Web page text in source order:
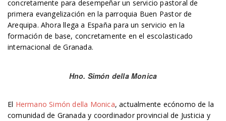
concretamente para desempeñar un servicio pastoral de
primera evangelización en la parroquia Buen Pastor de
Arequipa. Ahora llega a España para un servicio en la
formación de base, concretamente en el escolasticado
internacional de Granada.
Hno. Simón della Monica
El Hermano Simón della Monica, actualmente ecónomo de la
comunidad de Granada y coordinador provincial de Justicia y